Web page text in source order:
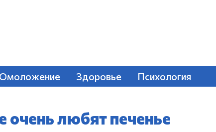
Омоложение Здоровье Психология
любят печенье